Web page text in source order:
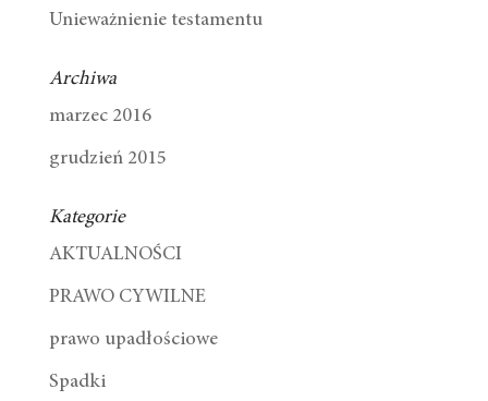
Unieważnienie testamentu
Archiwa
marzec 2016
grudzień 2015
Kategorie
AKTUALNOŚCI
PRAWO CYWILNE
prawo upadłościowe
Spadki